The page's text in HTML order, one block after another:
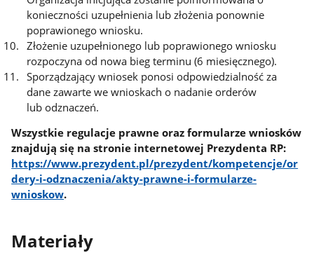
konieczności uzupełnienia lub złożenia ponownie
poprawionego wniosku.
Złożenie uzupełnionego lub poprawionego wniosku
rozpoczyna od nowa bieg terminu (6 miesięcznego).
Sporządzający wniosek ponosi odpowiedzialność za
dane zawarte we wnioskach o nadanie orderów
lub odznaczeń.
Wszystkie regulacje prawne oraz formularze wniosków
znajdują się na stronie internetowej Prezydenta RP:
https://www.prezydent.pl/prezydent/kompetencje/or
dery-i-odznaczenia/akty-prawne-i-formularze-
wnioskow.
Materiały